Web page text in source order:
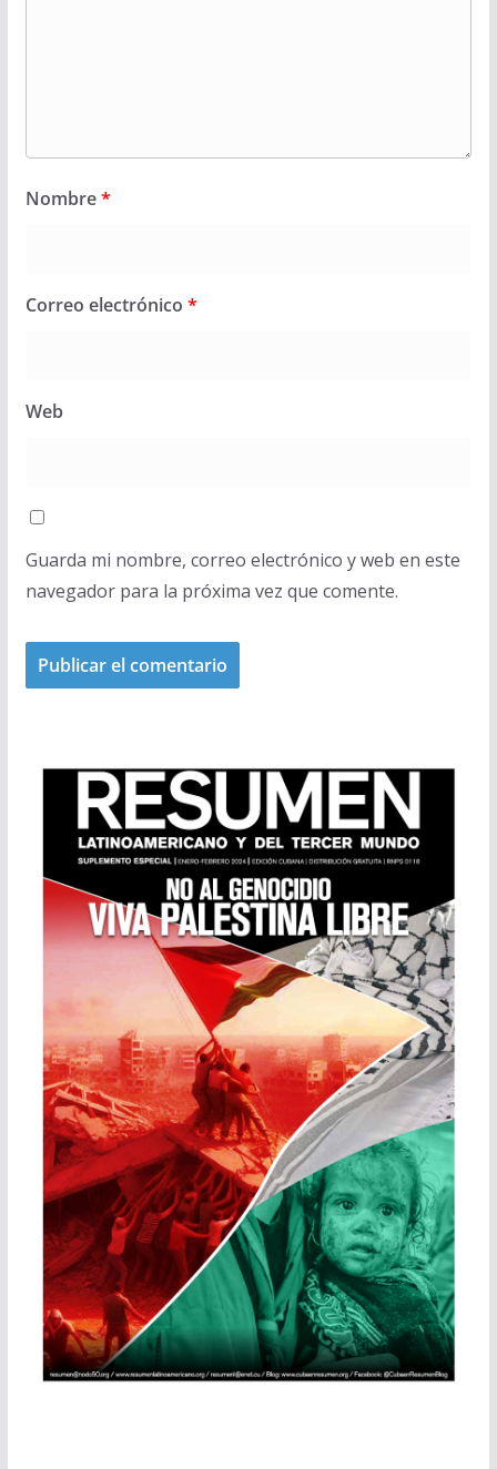
Nombre*
Correo electrónico *
Web
Guarda mi nombre, correo electrónico y web en este
navegador para la próxima vez que comente.